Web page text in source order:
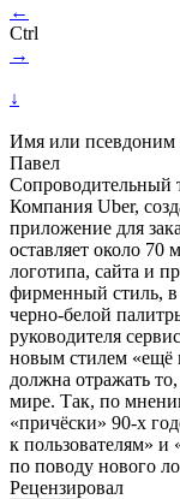
←
Ctrl
→
↓
Имя или псевдоним
Павел
Сопроводительный
Компания Uber,
приложение для
оставляет около
логотипа, сайта и
фирменный стиль, в
черно-белой
руководителя
новым стилем «ещё
должна отражать
мире. Так, по
«причёски» 90-х
к пользователям»
по поводу нового
Рецензировал